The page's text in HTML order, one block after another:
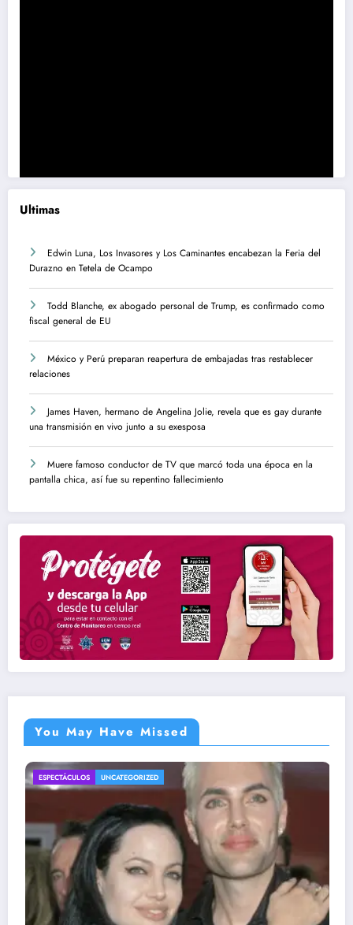
Ultimas
Edwin Luna, Los Invasores y Los Caminantes encabezan la Feria del
Durazno en Tetela de Ocampo
Todd Blanche, ex abogado personal de Trump, es confirmado como
fiscal general de EU
México y Perú preparan reapertura de embajadas tras restablecer
relaciones
James Haven, hermano de Angelina Jolie, revela que es gay durante
una transmisión en vivo junto a su exesposa
Muere famoso conductor de TV que marcó toda una época en la
pantalla chica, así fue su repentino fallecimiento
You May Have Missed